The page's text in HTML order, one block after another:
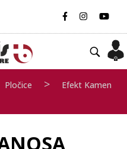
Pločice > Efekt Kamen